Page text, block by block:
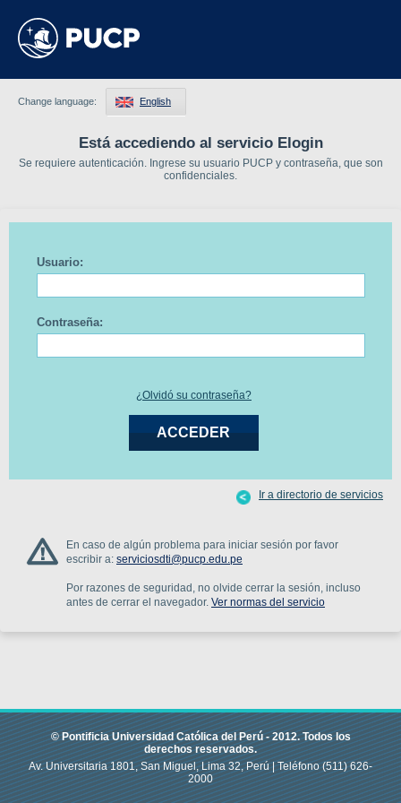
Está accediendo al servicio Elogin
Se requiere autenticación. Ingrese su usuario PUCP y contraseña, que son
confidenciales.
Change language: English
Usuario:
Contraseña:
¿Olvidó su contraseña?
En caso de algún problema para iniciar sesión por favor
escribir a: serviciosdti@pucp.edu.pe
Por razones de seguridad, no olvide cerrar la sesión, incluso
antes de cerrar el navegador. Ver normas del servicio
Ir a directorio de servicios
© Pontificia Universidad Católica del Perú -2012.Todos los
derechos reservados.
Av. Universitaria 1801, San Miguel, Lima 32, Perú |Teléfono(511) 626-
2000